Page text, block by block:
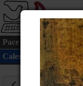
Pace Cultura Mondo
Calendario
Mappa
28